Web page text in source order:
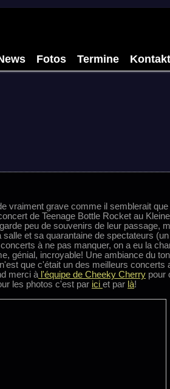
Fotos Termine Kontakt
vraiment grave comme il semblerait
de Teenage Bottle Rocket au
peu de souvenirs de leur passage,
et sa quarantaine de spectateurs
à ne pas manquer, on a eu la
génial, incroyable! Une ambiance du
que c'était un des meilleurs concerts
merci àl'équipe de Cheeky Cherrypour
les photos c'est par ici et par là!